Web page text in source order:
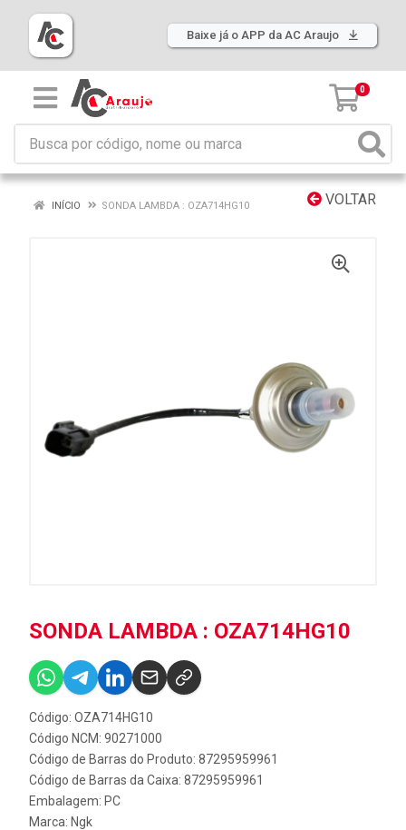
Baixe já o APP da AC Araujo
0
VOLTAR
INÍCIO SONDA LAMBDA : OZA714HG10
SONDA LAMBDA : OZA714HG10
Código: OZA714HG10
Código NCM: 90271000
Código de Barras do Produto: 87295959961
Código de Barras da Caixa: 87295959961
Embalagem: PC
Marca: Ngk